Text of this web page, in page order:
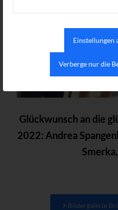
Einstellungen
Verberge nur die
Glückwunsch an die
2022: Andrea
Bildergalerie